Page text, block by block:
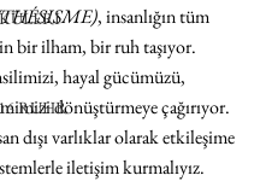
RUHR
, insanlığın tüm
bir ilham, bir ruh taşıyor.
hayal gücümüzü,
dönüştürmeye çağırıyor.
dışı varlıklar olarak etkileşime
iletişim kurmalıyız.